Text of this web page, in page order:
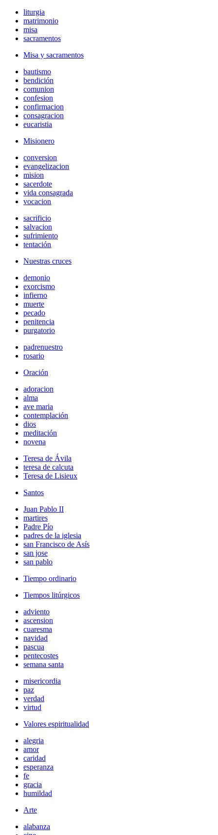
liturgia
matrimonio
misa
sacramentos
Misa y sacramentos
bautismo
bendición
comunion
confesion
confirmacion
consagracion
eucaristia
Misionero
conversion
evangelizacion
mision
sacerdote
vida consagrada
vocacion
sacrificio
salvacion
sufrimiento
tentación
Nuestras cruces
demonio
exorcismo
infierno
muerte
pecado
penitencia
purgatorio
padrenuestro
rosario
Oración
adoracion
alma
ave maria
contemplación
dios
meditación
novena
Teresa de Ávila
teresa de calcuta
Teresa de Lisieux
Santos
Juan Pablo II
martires
Padre Pío
padres de la iglesia
san Francisco de Asís
san jose
san pablo
Tiempo ordinario
Tiempos litúrgicos
adviento
ascension
cuaresma
navidad
pascua
pentecostes
semana santa
misericordia
paz
verdad
virtud
Valores espiritualidad
alegria
amor
caridad
esperanza
fe
gracia
humildad
Arte
alabanza